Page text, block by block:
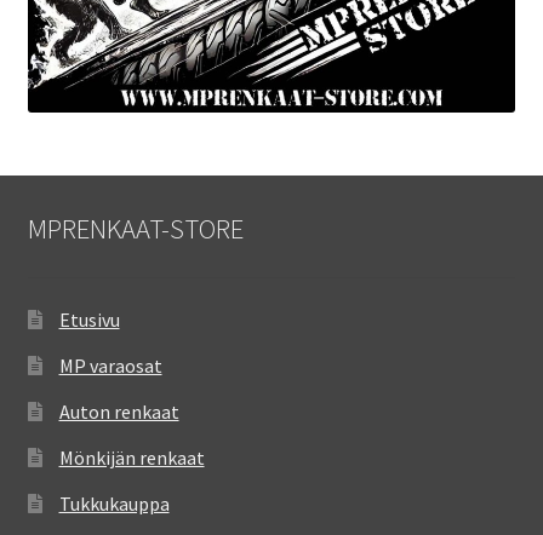
MPRENKAAT-STORE
Etusivu
MP varaosat
Auton renkaat
Mönkijän renkaat
Tukkukauppa